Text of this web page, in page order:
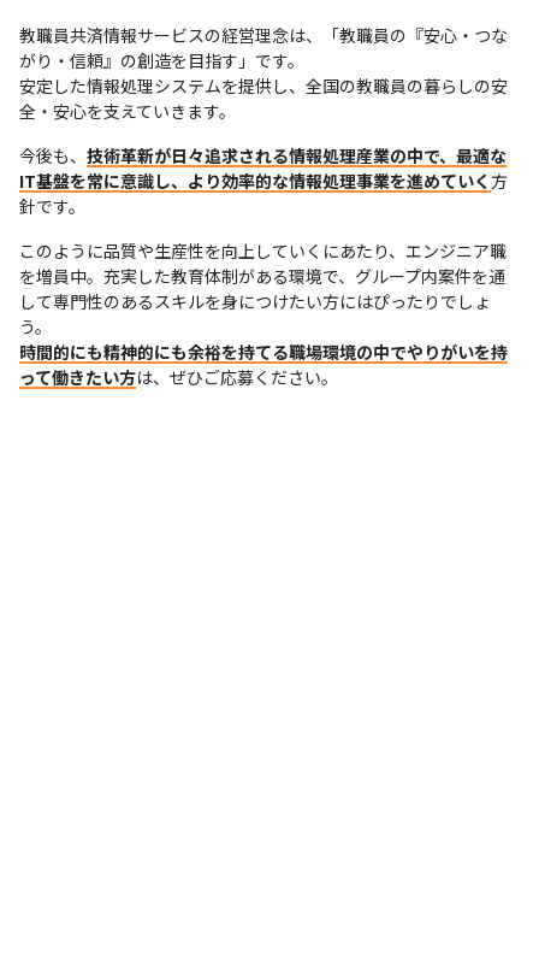
教職員共済情報サービスの経営理念は、「教職員の『安心・つな
がり・信頼』の創造を目指す」です。
安定した情報処理システムを提供し、全国の教職員の暮らしの安
全・安心を支えていきます。
今後も、 技術革新が日々追求される情報処理産業の中で、最適な
IT基盤を常に意識し、より効率的な情報処理事業を進めていく 方
針です。
このように品質や生産性を向上していくにあたり、エンジニア職
を増員中。充実した教育体制がある環境で、グループ内案件を通
して専門性のあるスキルを身につけたい方にはぴったりでしょ
時間的にも精神的にも余裕を持てる職場環境の中でやりがいを持
って働きたい方は、ぜひご応募ください。